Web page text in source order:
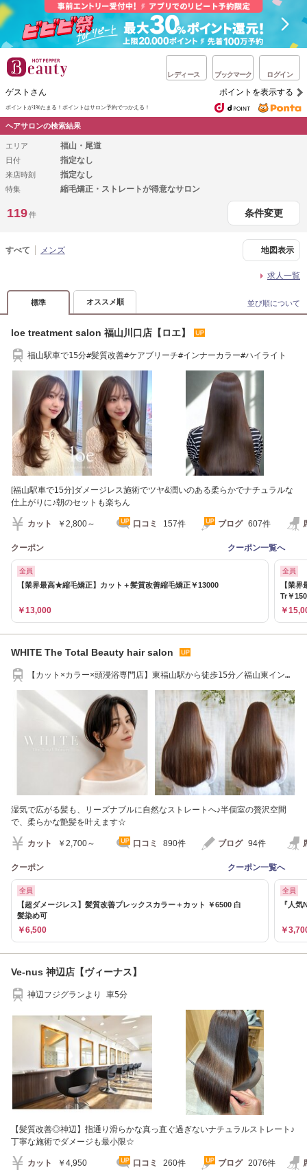
レディース ブックマーク ログイン
ゲストさん ポイントを表示する
ポイントが1%たまる！ ポイントはサロン予約でつかえる！
ヘアサロンの検索結果
エリア 福山・尾道
日付 指定なし
来店時刻 指定なし
特集 縮毛矯正・ストレートが得意なサロン
119件 条件変更
すべて メンズ 地図表示
求人一覧
標準 オススメ順 並び順について
loe treatment salon 福山川口店【ロエ】
福山駅車で15分#髪質改善#ケアブリーチ#インナーカラー#ハイライト
[福山駅車で15分]ダメージレス施術でツヤ&潤いのある柔らかでナチュラルな
仕上がりに♪朝のセットも楽ちん
カット ￥2,800～ 口コミ 157件 ブログ 607件
クーポン クーポン一覧へ
全員
【業界最高★縮毛矯正】カット＋髪質改善縮毛矯正￥13000
￥13,000
全員
【業
Tr￥
￥
WHITE The Total Beauty hair salon
【カット×カラー×頭浸浴専門店】東福山駅から徒歩15分／福山東インタ
湿気で広がる髪も、リーズナブルに自然なストレートへ♪半個室の贅沢空間
で、柔らかな艶髪を叶えます☆
カット ￥2,700～ 口コミ 890件 ブログ 94件
クーポン クーポン一覧へ
全員
【超ダメージレス】髪質改善プレックスカラー＋カット ￥6500 白
髪染め可
￥6,500
全員
『人
￥
Ve-nus 神辺店【ヴィーナス】
神辺フジグランより 車5分
【髪質改善◎神辺】指通り滑らかな真っ直ぐ過ぎないナチュラルストレート♪
丁寧な施術でダメージも最小限☆
カット ￥4,950 口コミ 260件 ブログ 2076件